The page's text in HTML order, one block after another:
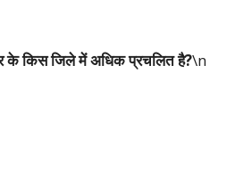
के किस जिले में अधिक प्रचलित है?\n